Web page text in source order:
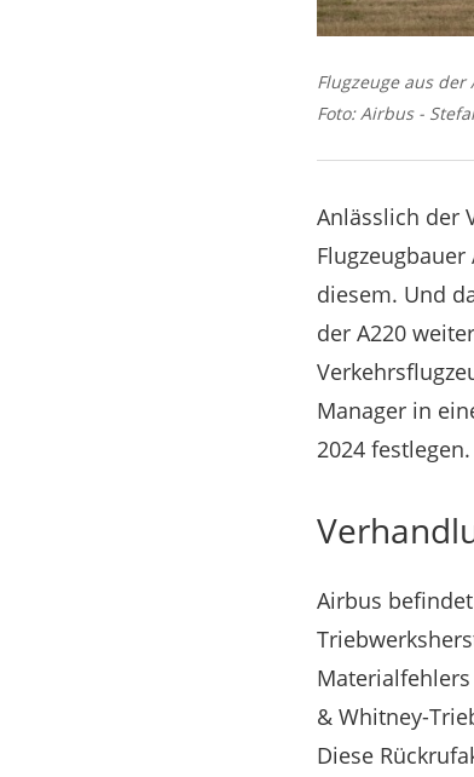
Flugzeuge aus
Foto: Airbus -
Anlässlich der
diesem. Und
der A220
Manager in
2024 festlegen.
Airbus
& Whitney-
Diese